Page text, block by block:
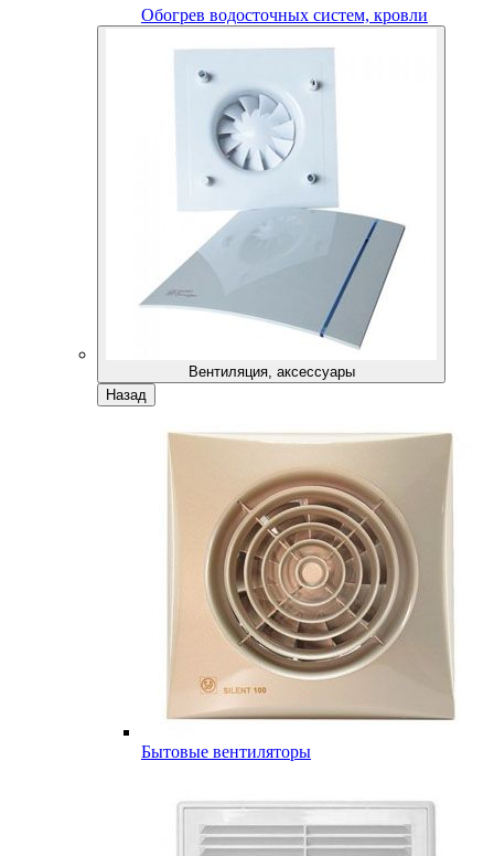
Обогрев водосточных систем, кровли
Вентиляция, аксессуары
Назад
Бытовые вентиляторы